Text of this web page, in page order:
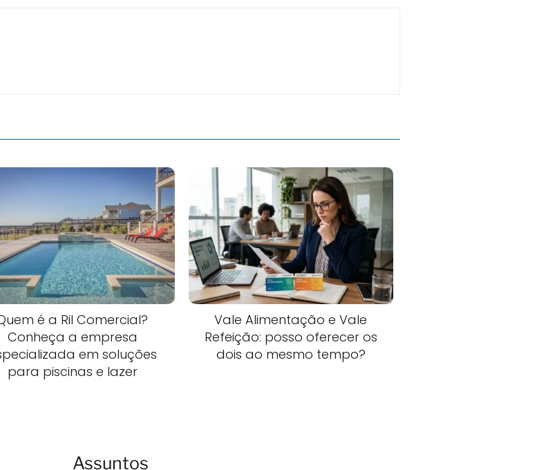
é a Ril Comercial?
Conheça a empresa
em soluções
para piscinas e lazer
Vale Alimentação e Vale
Refeição: posso oferecer os
dois ao mesmo tempo?
Assuntos